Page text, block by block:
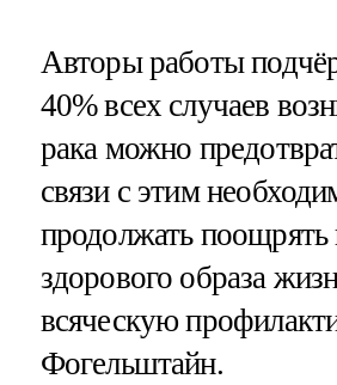
Авторы работы
40% всех случаев
рака можно
связи с этим
продолжать поощрять
здорового образа
всяческую
Фогельштайн.